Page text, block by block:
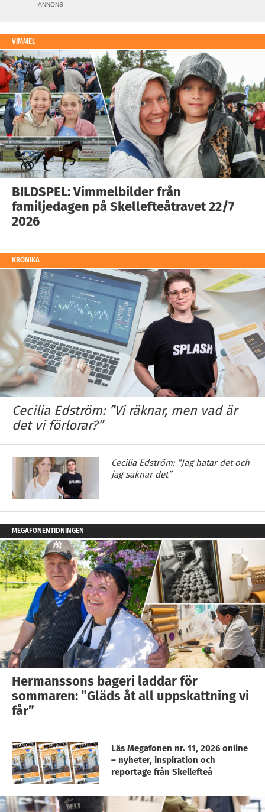
ANNONS
VIMMEL
BILDSPEL: Vimmelbilder från
familjedagen på Skellefteåtravet 22/7
2026
KRÖNIKA
Cecilia Edström: ”Vi räknar, men vad är
det vi förlorar?”
Cecilia Edström: ”Jag hatar det och
jag saknar det”
MEGAFONENTIDNINGEN
Hermanssons bageri laddar för
sommaren: ”Gläds åt all uppskattning vi
får”
Läs Megafonen nr. 11, 2026 online
– nyheter, inspiration och
reportage från Skellefteå